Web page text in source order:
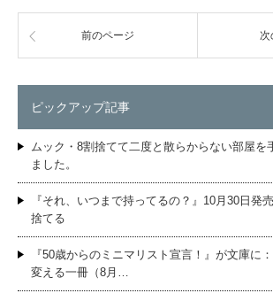
前のページ 次
ピックアップ記事
ムック・8割捨てて二度と散らからない部屋を
ました。
『それ、いつまで持ってるの？』10月30日発
捨てる
『50歳からのミニマリスト宣言！』が文庫に
変える一冊（8月…